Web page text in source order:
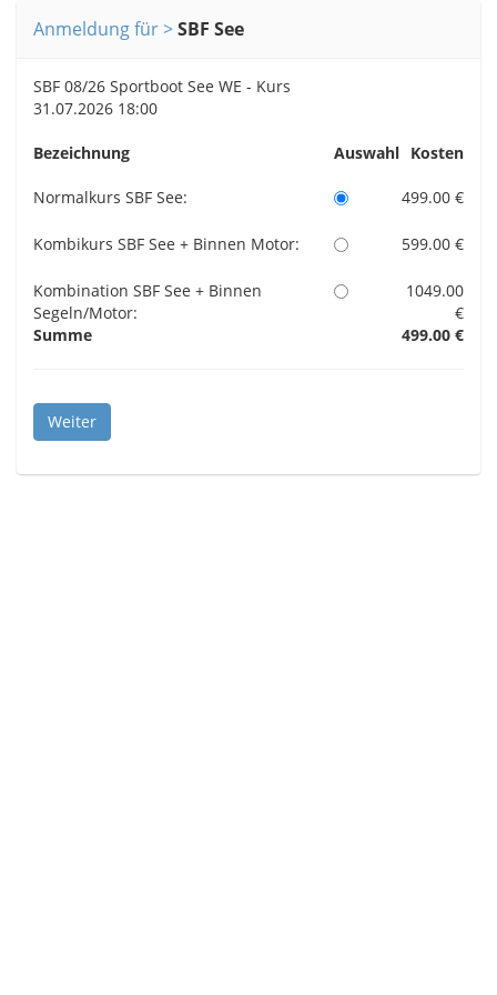
Anmeldung für SBF See
SBF 08/26 Sportboot See WE - Kurs
31.07.2026 18:00
Bezeichnung Auswahl Kosten
Normalkurs SBF See: 499.00 €
Kombikurs SBF See + Binnen Motor: 599.00 €
Kombination SBF See + Binnen
Segeln/Motor:
1049.00
€
Summe
499.00 €